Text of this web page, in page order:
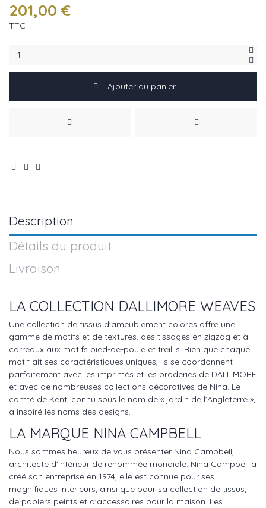
201,00 €
TTC
Ajouter au panier
Description
Détails du produit
Livraison
LA COLLECTION DALLIMORE WEAVES
Une collection de tissus d'ameublement colorés offre une
gamme de motifs et de textures, des tissages en zigzag et à
carreaux aux motifs pied-de-poule et treillis. Bien que chaque
motif ait ses caractéristiques uniques, ils se coordonnent
parfaitement avec les imprimés et les broderies de DALLIMORE
et avec de nombreuses collections décoratives de Nina. Le
comté de Kent, connu sous le nom de « jardin de l’Angleterre »,
a inspiré les noms des designs.
LA MARQUE NINA CAMPBELL
Nous sommes heureux de vous présenter Nina Campbell,
architecte d'intérieur de renommée mondiale. Nina Campbell a
créé son entreprise en 1974, elle est connue pour ses
magnifiques intérieurs, ainsi que pour sa collection de tissus,
de papiers peints et d'accessoires pour la maison. Les